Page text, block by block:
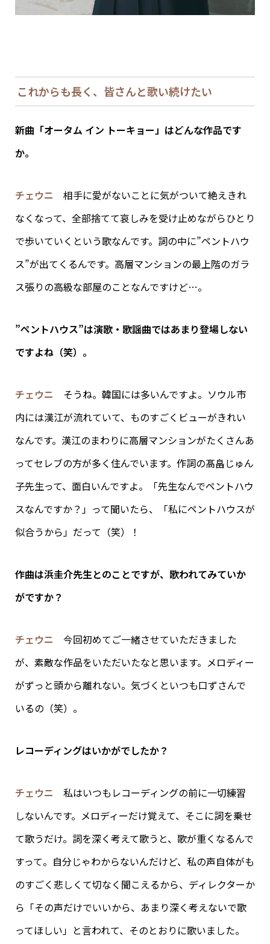
これからも長く、皆さんと歌い続けたい
新曲「オータム イン トーキョー」はどんな作品です
か。
チェウニ 相手に愛がないことに気がついて絶えきれ
なくなって、全部捨てて哀しみを受け止めながらひとり
で歩いていくという歌なんです。詞の中に”ペントハウ
ス”が出てくるんです。高層マンションの最上階のガラ
ス張りの高級な部屋のことなんですけど…。
”ペントハウス”は演歌・歌謡曲ではあまり登場しない
ですよね（笑）。
チェウニ そうね。韓国には多いんですよ。ソウル市
内には漢江が流れていて、ものすごくビューがきれい
なんです。漢江のまわりに高層マンションがたくさんあ
ってセレブの方が多く住んでいます。作詞の髙畠じゅん
子先生って、面白いんですよ。「先生なんでペントハウ
スなんですか？」って聞いたら、「私にペントハウスが
似合うから」だって（笑）！
作曲は浜圭介先生とのことですが、歌われてみていか
がですか？
チェウニ 今回初めてご一緒させていただきました
が、素敵な作品をいただいたなと思います。メロディー
がずっと頭から離れない。気づくといつも口ずさんで
いるの（笑）。
レコーディングはいかがでしたか？
チェウニ 私はいつもレコーディングの前に一切練習
しないんです。メロディーだけ覚えて、そこに詞を乗せ
て歌うだけ。詞を深く考えて歌うと、歌が重くなるんで
すって。自分じゃわからないんだけど、私の声自体がも
のすごく悲しくて切なく聞こえるから、ディレクターか
ら「その声だけでいいから、あまり深く考えないで歌
ってほしい」と言われて、そのとおりに歌いました。